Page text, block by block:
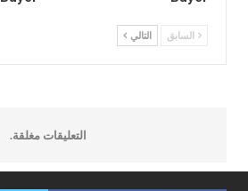
السابق التالي
التعليقات مغلقة.